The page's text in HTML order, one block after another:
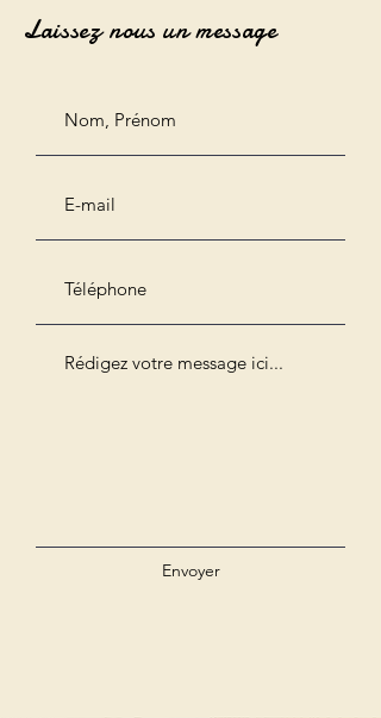
Laissez nous un message
Envoyer